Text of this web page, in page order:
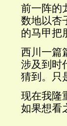
前一阵的
数地以杏
的马甲把
西川一篇
涉及到时
猜到。只
现在我隆
如果想看